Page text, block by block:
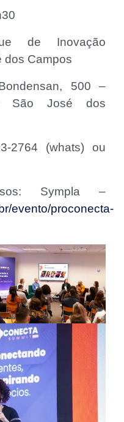
de Inovação
dos Campos
500 –
São José dos
2764 (whats) ou
Sympla –
evento/proconecta-